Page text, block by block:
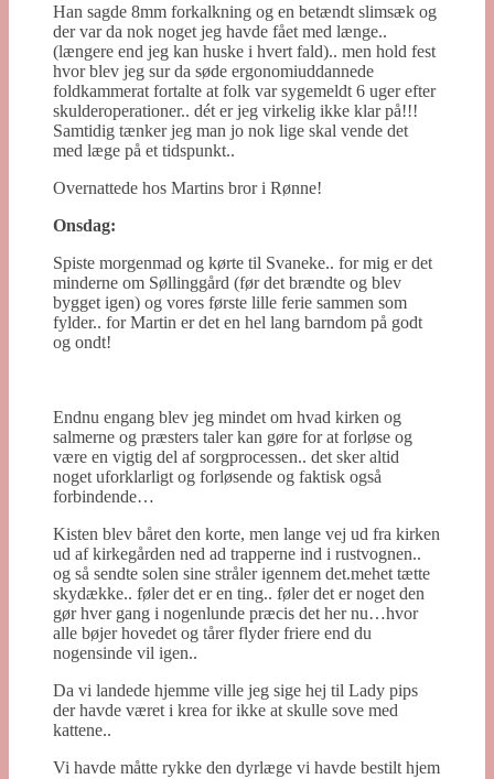
Han sagde 8mm forkalkning og en betændt slimsæk og
der var da nok noget jeg havde fået med længe..
(længere end jeg kan huske i hvert fald).. men hold fest
hvor blev jeg sur da søde ergonomiuddannede
foldkammerat fortalte at folk var sygemeldt 6 uger efter
skulderoperationer.. dét er jeg virkelig ikke klar på!!!
Samtidig tænker jeg man jo nok lige skal vende det
med læge på et tidspunkt..
Overnattede hos Martins bror i Rønne!
Onsdag:
Spiste morgenmad og kørte til Svaneke.. for mig er det
minderne om Søllinggård (før det brændte og blev
bygget igen) og vores første lille ferie sammen som
fylder.. for Martin er det en hel lang barndom på godt
og ondt!
Endnu engang blev jeg mindet om hvad kirken og
salmerne og præsters taler kan gøre for at forløse og
være en vigtig del af sorgprocessen.. det sker altid
noget uforklarligt og forløsende og faktisk også
forbindende…
Kisten blev båret den korte, men lange vej ud fra kirken
ud af kirkegården ned ad trapperne ind i rustvognen..
og så sendte solen sine stråler igennem det.mehet tætte
skydække.. føler det er en ting.. føler det er noget den
gør hver gang i nogenlunde præcis det her nu…hvor
alle bøjer hovedet og tårer flyder friere end du
nogensinde vil igen..
Da vi landede hjemme ville jeg sige hej til Lady pips
der havde været i krea for ikke at skulle sove med
kattene..
Vi havde måtte rykke den dyrlæge vi havde bestilt hjem